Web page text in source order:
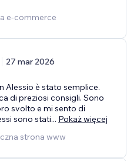
e-commerce
27 mar 2026
è stato semplice.
di preziosi consigli. Sono
svolto e mi sento di
sono stati... Pokaż więcej
strona www